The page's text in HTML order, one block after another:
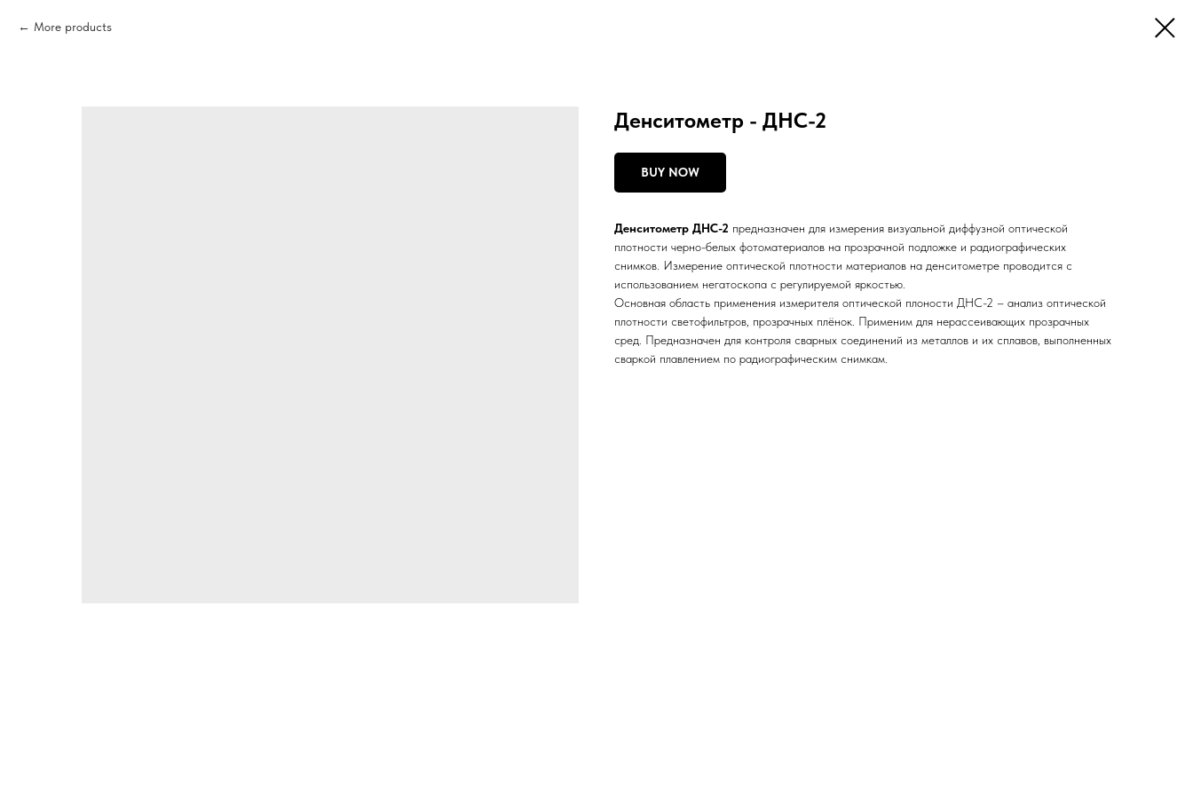
More products
Денситометр - ДНС-2
BUY NOW
Денситометр ДНС-2 предназначен для измерения визуальной диффузной оптической
плотности черно-белых фотоматериалов на прозрачной подложке и радиографических
снимков. Измерение оптической плотности материалов на денситометре проводится с
использованием негатоскопа с регулируемой яркостью.
Основная область применения измерителя оптической плоности ДНС-2 – анализ оптической
плотности светофильтров, прозрачных плёнок. Применим для нерассеивающих прозрачных
сред. Предназначен для контроля сварных соединений из металлов и их сплавов, выполненных
сваркой плавлением по радиографическим снимкам.